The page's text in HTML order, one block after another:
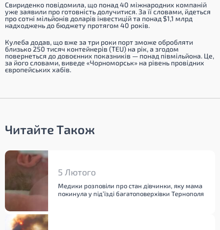
Свириденко повідомила, що понад 40 міжнародних компаній
уже заявили про готовність долучитися. За її словами, йдеться
про сотні мільйонів доларів інвестицій та понад $1,1 млрд
надходжень до бюджету протягом 40 років.
Кулеба додав, що вже за три роки порт зможе обробляти
близько 250 тисяч контейнерів (TEU) на рік, а згодом
повернеться до довоєнних показників — понад півмільйона. Це,
за його словами, виведе «Чорноморськ» на рівень провідних
європейських хабів.
Читайте Також
5 Лютого
Медики розповіли про стан дівчинки, яку мама
покинула у під’їзді багатоповерхівки Тернополя